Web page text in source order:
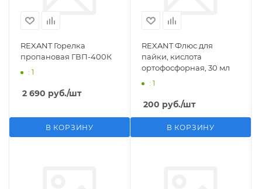
REXANT Горелка
пропановая ГВП-400К
: 1
2 690 руб./шт
В КОРЗИНУ
REXANT Флюс для
пайки, кислота
ортофосфорная, 30 мл
: 1
200 руб./шт
В КОРЗИНУ